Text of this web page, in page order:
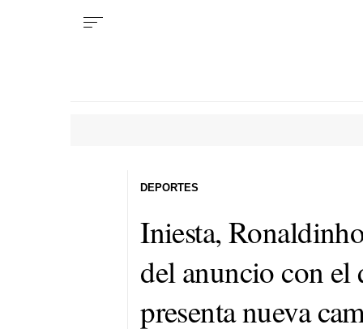
Iniesta,
del anuncio con el
presenta nueva
DEPORTES